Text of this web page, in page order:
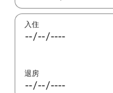
入住
退房